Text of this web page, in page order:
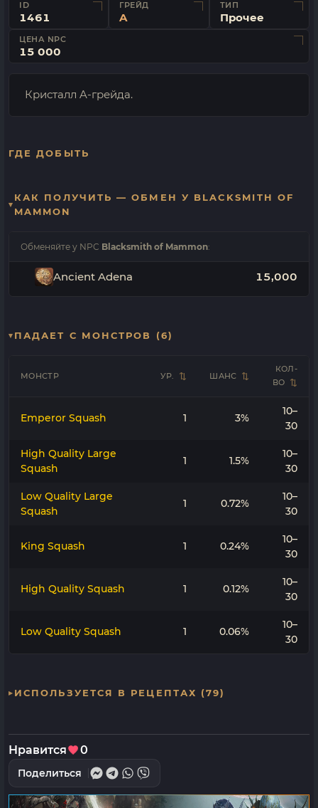
ID
1461
ГРЕЙД
A
ТИП
Прочее
ЦЕНА NPC
15 000
Кристалл A-грейда.
ГДЕ ДОБЫТЬ
КАК ПОЛУЧИТЬ — ОБМЕН У BLACKSMITH OF
MAMMON
Обменяйте у NPC Blacksmith of Mammon:
Ancient Adena 15,000
ПАДАЕТ С МОНСТРОВ (6)
МОНСТР УР. ШАНС
КОЛ-
ВО
Emperor Squash 1 3%
10–
30
High Quality Large
Squash
1 1.5%
10–
30
Low Quality Large
Squash
1 0.72%
10–
30
King Squash 1 0.24%
10–
30
High Quality Squash 1 0.12%
10–
30
Low Quality Squash 1 0.06%
10–
30
ИСПОЛЬЗУЕТСЯ В РЕЦЕПТАХ (79)
Нравится 0
Поделиться